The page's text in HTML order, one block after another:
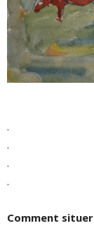
.
.
.
.
Comment